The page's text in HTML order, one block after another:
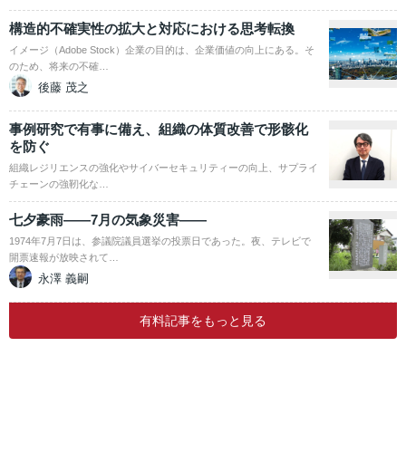
構造的不確実性の拡大と対応における思考転換
イメージ（Adobe Stock）企業の目的は、企業価値の向上にある。そ
のため、将来の不確…
後藤 茂之
事例研究で有事に備え、組織の体質改善で形骸化
を防ぐ
組織レジリエンスの強化やサイバーセキュリティーの向上、サプライ
チェーンの強靭化な…
七夕豪雨――7月の気象災害――
1974年7月7日は、参議院議員選挙の投票日であった。夜、テレビで
開票速報が放映されて…
永澤 義嗣
有料記事をもっと見る